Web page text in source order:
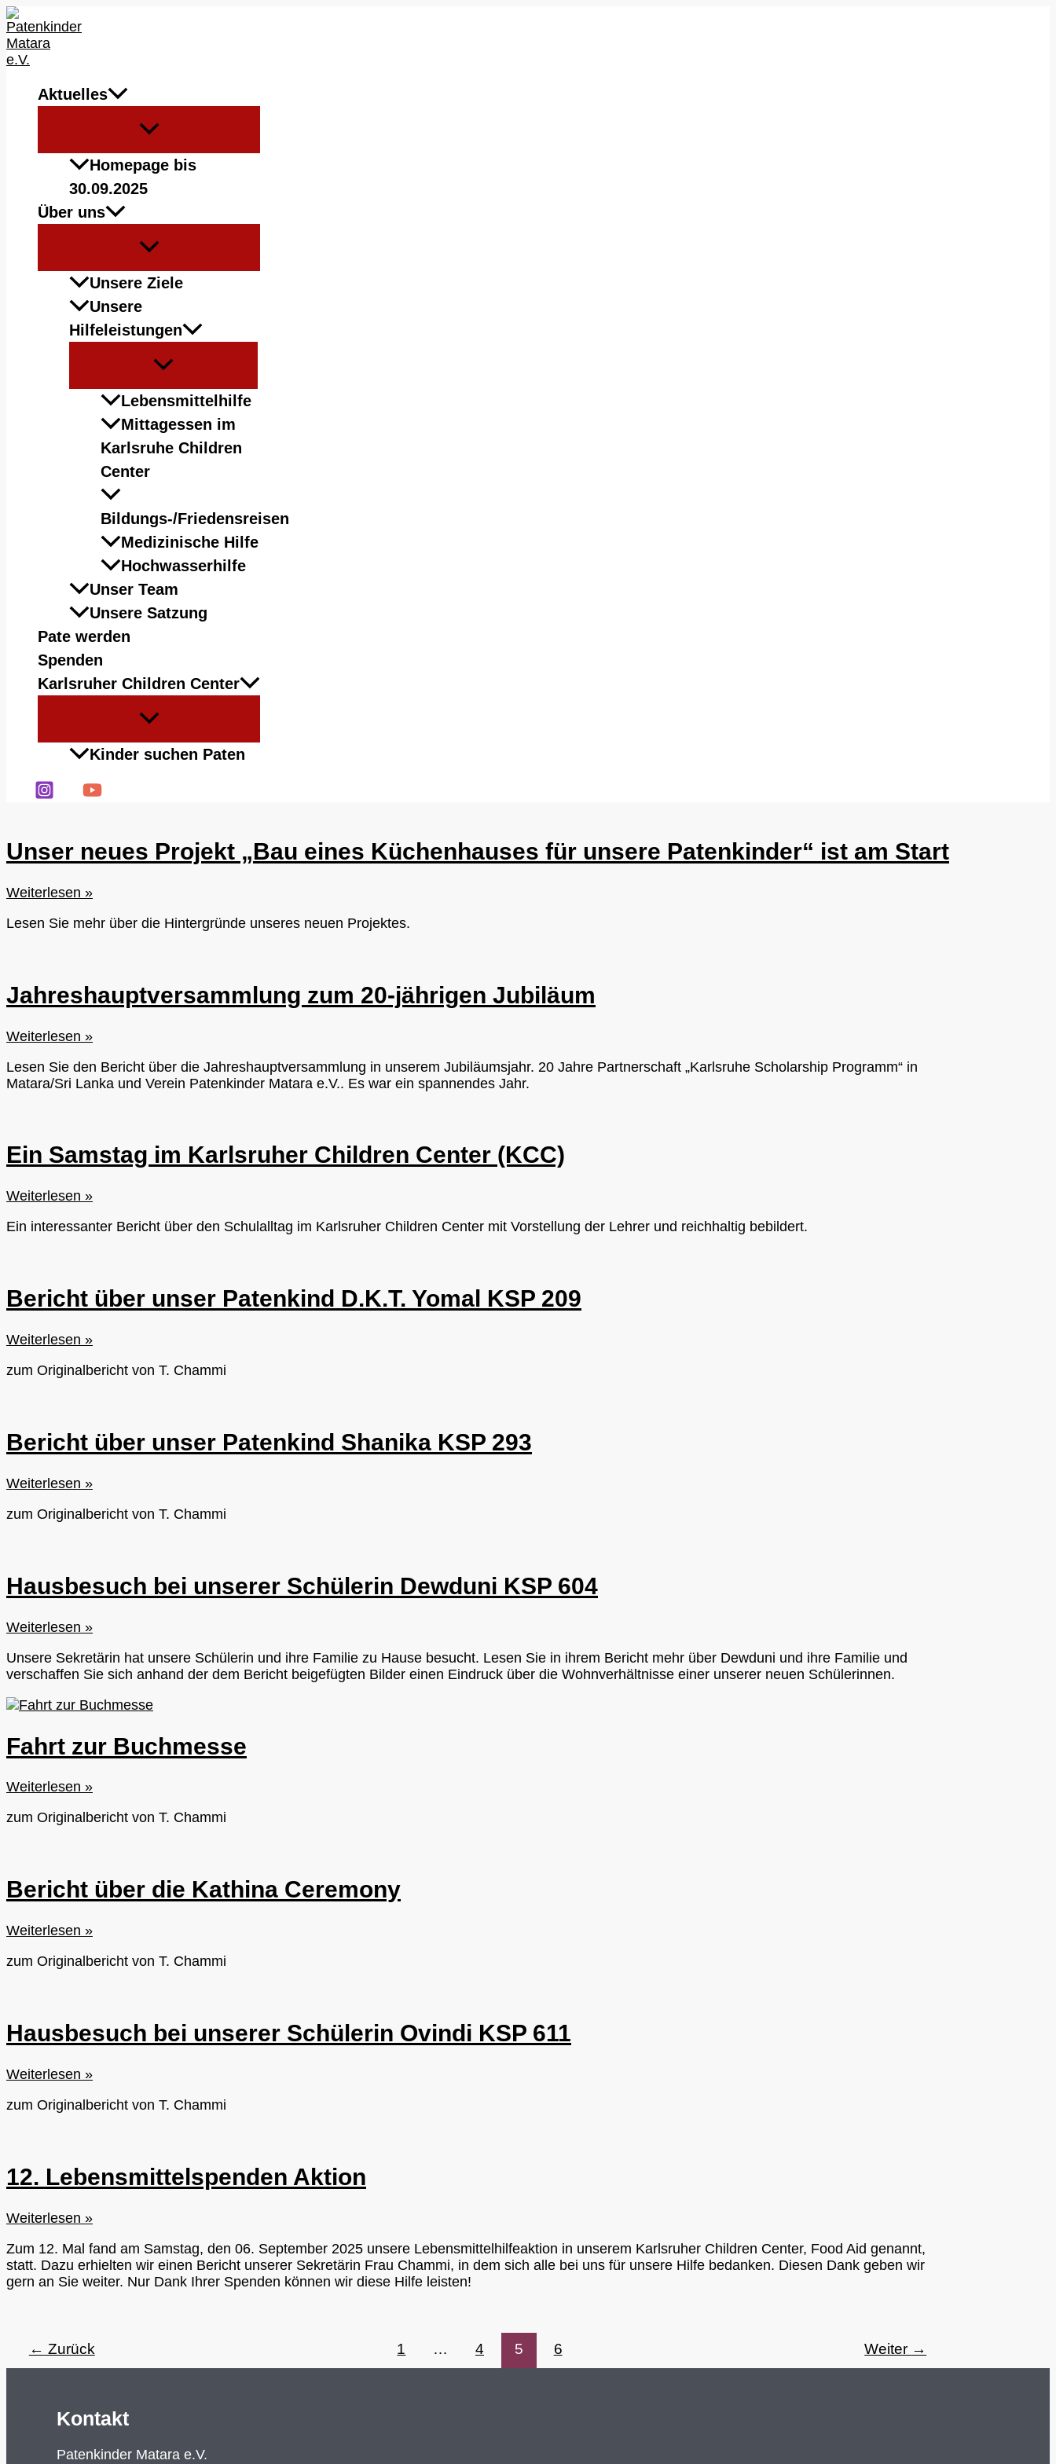
Zum
Inhalt
springen
Aktuelles
Menü
Homepage bis
30.09.2025
Über uns
Menü
Unsere Ziele
Unsere
Hilfeleistungen
Menü
Lebensmittelhilfe
Mittagessen im
Karlsruhe Children
Center
Bildungs-/Friedensreisen
Medizinische Hilfe
Hochwasserhilfe
Unser Team
Unsere Satzung
Pate werden
Spenden
Karlsruher Children Center
Menü
Kinder suchen Paten
Unser neues Projekt „Bau eines Küchenhauses für unsere Patenkinder“ ist am Start
Unser
Projekt
für
unsere
ist
Start
Weiterlesen »
Lesen Sie mehr über die Hintergründe unseres neuen Projektes.
Jahreshauptversammlung zum 20-jährigen Jubiläum
Jahreshauptversammlung
20-
jährigen
Weiterlesen »
Lesen Sie den Bericht über die Jahreshauptversammlung in unserem Jubiläumsjahr. 20 Jahre Partnerschaft „Karlsruhe Scholarship Programm“ in
Matara/Sri Lanka und Verein Patenkinder Matara e.V.. Es war ein spannendes Jahr.
Ein Samstag im Karlsruher Children Center (KCC)
Ein
im
(KCC)
Weiterlesen »
Ein interessanter Bericht über den Schulalltag im Karlsruher Children Center mit Vorstellung der Lehrer und reichhaltig bebildert.
Bericht über unser Patenkind D.K.T. Yomal KSP 209
Bericht
unser
KSP
209
Weiterlesen »
zum Originalbericht von T. Chammi
Bericht über unser Patenkind Shanika KSP 293
Bericht
unser
293
Weiterlesen »
zum Originalbericht von T. Chammi
Hausbesuch bei unserer Schülerin Dewduni KSP 604
Hausbesuch
unserer
Schülerin
KSP
Weiterlesen »
Unsere Sekretärin hat unsere Schülerin und ihre Familie zu Hause besucht. Lesen Sie in ihrem Bericht mehr über Dewduni und ihre Familie und
verschaffen Sie sich anhand der dem Bericht beigefügten Bilder einen Eindruck über die Wohnverhältnisse einer unserer neuen Schülerinnen.
Fahrt zur Buchmesse
Fahrt
Buchmesse
Weiterlesen »
zum Originalbericht von T. Chammi
Bericht über die Kathina Ceremony
Bericht
die
Weiterlesen »
zum Originalbericht von T. Chammi
Hausbesuch bei unserer Schülerin Ovindi KSP 611
Hausbesuch
unserer
611
Weiterlesen »
zum Originalbericht von T. Chammi
12. Lebensmittelspenden Aktion
12.
Aktion
Weiterlesen »
Zum 12. Mal fand am Samstag, den 06. September 2025 unsere Lebensmittelhilfeaktion in unserem Karlsruher Children Center, Food Aid genannt,
statt. Dazu erhielten wir einen Bericht unserer Sekretärin Frau Chammi, in dem sich alle bei uns für unsere Hilfe bedanken. Diesen Dank geben wir
gern an Sie weiter. Nur Dank Ihrer Spenden können wir diese Hilfe leisten!
← Zurück 1 … 4 5 6 Weiter →
Kontakt
Patenkinder Matara e.V.